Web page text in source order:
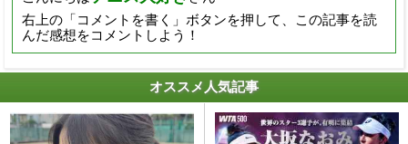
右上の「コメントを書く」ボタンを押して、この記事を読
んだ感想をコメントしよう！
オススメ人気記事